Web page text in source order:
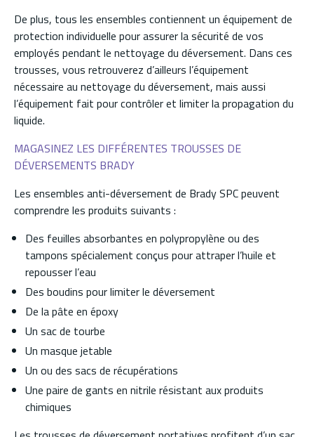
De plus, tous les ensembles contiennent un équipement de
protection individuelle pour assurer la sécurité de vos
employés pendant le nettoyage du déversement. Dans ces
trousses, vous retrouverez d’ailleurs l’équipement
nécessaire au nettoyage du déversement, mais aussi
l’équipement fait pour contrôler et limiter la propagation du
liquide.
MAGASINEZ LES DIFFÉRENTES TROUSSES DE
DÉVERSEMENTS BRADY
Les ensembles anti-déversement de Brady SPC peuvent
comprendre les produits suivants :
Des feuilles absorbantes en polypropylène ou des
tampons spécialement conçus pour attraper l’huile et
repousser l’eau
Des boudins pour limiter le déversement
De la pâte en époxy
Un sac de tourbe
Un masque jetable
Un ou des sacs de récupérations
Une paire de gants en nitrile résistant aux produits
chimiques